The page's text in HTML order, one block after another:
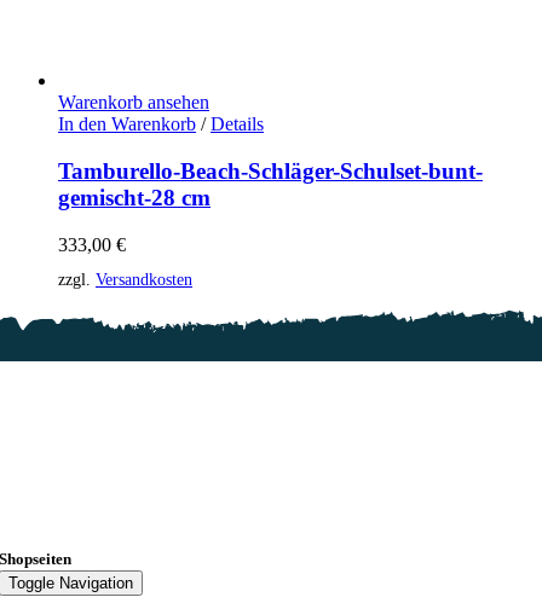
Warenkorb ansehen
In den Warenkorb / Details
Tamburello-Beach-Schläger-Schulset-bunt-
gemischt-28 cm
333,00 €
zzgl. Versandkosten
Shopseiten
Toggle Navigation